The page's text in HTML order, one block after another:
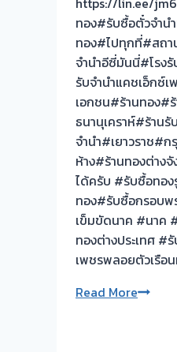
ถนน
อินทร
แขวง
หิรัญ
รูจี
เขต
ธนบุรี
ทอง#รับซื้อตั๋วจำน
ทอง#ไปทุกที่#สถา
จำนำอีซี่มันนี่#โรง
รับจำนำแคชเอ็กซ์เ
เอกชน#ร้านทอง#
ธนานุเคราห์#ร้านรับ
จำนำ#เยาวราช#ก
ห้าง#ร้านทองต่าง
ได้ครับ #รับซื้อทอ
ทอง#รับซื้อกรอบ
เข็มขัดนาค #นาค
ทองต่างประเทศ
เพชรพลอยตัวเรือ
Read Moreรับ